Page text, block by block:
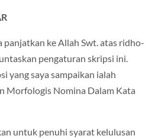
panjatkan ke Allah Swt. atas ridho-
pengaturan skripsi ini.
yang saya sampaikan ialah
Morfologis Nomina Dalam Kata
untuk penuhi syarat kelulusan